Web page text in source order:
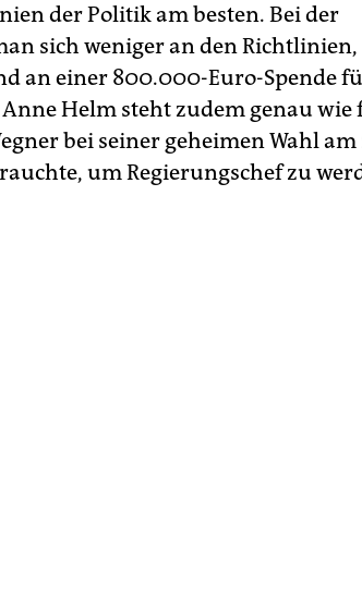
der Politik am besten. Bei der
sich weniger an den
an einer 800.000-Euro-Spende
Helm steht zudem genau wie
bei seiner geheimen Wahl am
um Regierungschef zu